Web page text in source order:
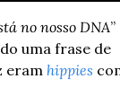
no nosso DNA
uma frase de
eram hippies